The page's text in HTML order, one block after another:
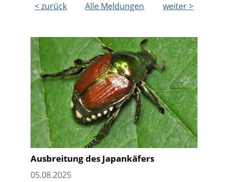
< zurück Alle Meldungen weiter >
Ausbreitung des Japankäfers
05.08.2025